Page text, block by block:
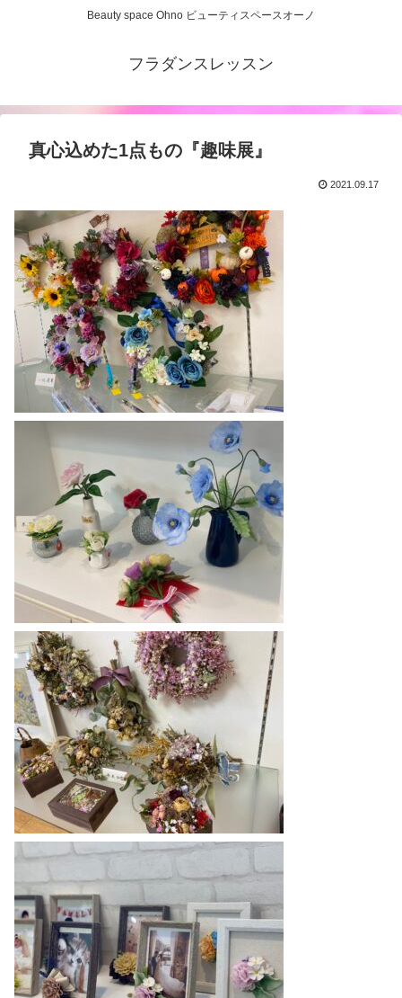
Beauty space Ohno ビューティスペースオーノ
フラダンスレッスン
真心込めた1点もの『趣味展』
2021.09.17